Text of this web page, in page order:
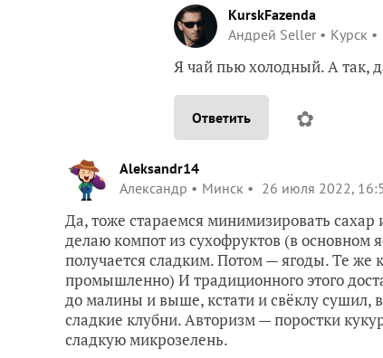
KurskFazenda
Андрей Seller
Курск
Я чай пью холодный. А так,
Ответить ✿
Aleksandr14
Александр
Минск 26 июля 2022,
Да, тоже стараемся минимизировать
делаю компот из сухофруктов (в основном
получается сладким. Потом — ягоды. Те же
промышленно) И традиционного этого
до малины и выше, кстати и свёклу сушил,
сладкие клубни. Авторизм — поростки
сладкую микрозелень.